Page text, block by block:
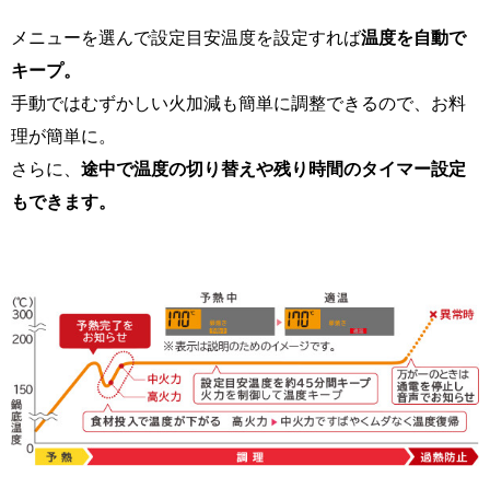
メニューを選んで設定目安温度を設定すれば温度を自動で
キープ。
手動ではむずかしい火加減も簡単に調整できるので、お料
理が簡単に。
さらに、 途中で温度の切り替えや残り時間のタイマー設定
もできます。